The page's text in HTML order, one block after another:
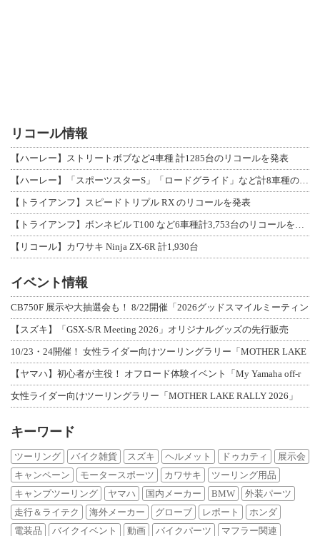
リコール情報
【ハーレー】ストリートボブなど4車種 計1285台のリコールを発表
【ハーレー】「スポーツスターS」「ロードグライド」など計8車種のリコールを発表
【トライアンフ】スピードトリプル RX のリコールを発表
【トライアンフ】ボンネビル T100 など6車種計3,753台のリコールを発表
【リコール】カワサキ Ninja ZX-6R 計1,930台
イベント情報
CB750F 展示や大抽選会も！ 8/22開催「2026グッドスマイルミーティン
【スズキ】「GSX-S/R Meeting 2026」オリジナルグッズの先行販売
10/23・24開催！ 女性ライダー向けツーリングラリー「MOTHER LAKE
【ヤマハ】初心者が主役！ オフロード体験イベント「My Yamaha off-r
女性ライダー向けツーリングラリー「MOTHER LAKE RALLY 2026」
キーワード
ツーリング バイク雑貨 スズキ ヘルメット ドゥカティ
展示会
キャンペーン
モータースポーツ カワサキ
ツーリング用品
キャンプツーリング
ヤマハ 国内メーカー BMW
外装パーツ
走行＆ライテク
海外メーカー グローブ レポート
ホンダ
電装品
バイクイベント 動画 バイクパーツ マフラー関連